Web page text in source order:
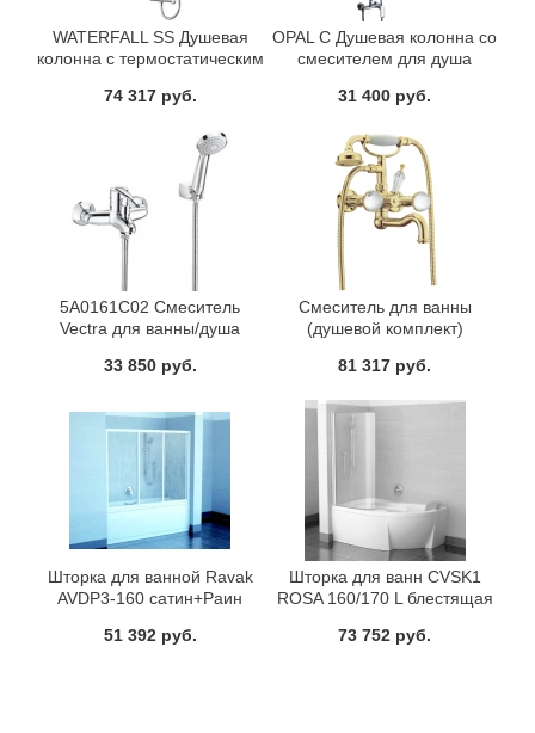
WATERFALL SS Душевая
колонна с термостатическим
верхним душем из
7F939114C-A3-RUS
74 317 руб.
OPAL C Душевая колонна со
смесителем для душа
формы, полностью
7F9125183CP-A1-RUS
31 400 руб.
5A0161C02 Смеситель
Vectra для ванны/душа
33 850 руб.
Смеситель для ванны
(душевой комплект)
Swarovski ) двуручковый
81 317 руб.
Шторка для ванной Ravak
AVDP3-160 сатин+Раин
51 392 руб.
Шторка для ванн CVSK1
ROSA 160/170 L блестящая
7QLS0C00Y1
73 752 руб.